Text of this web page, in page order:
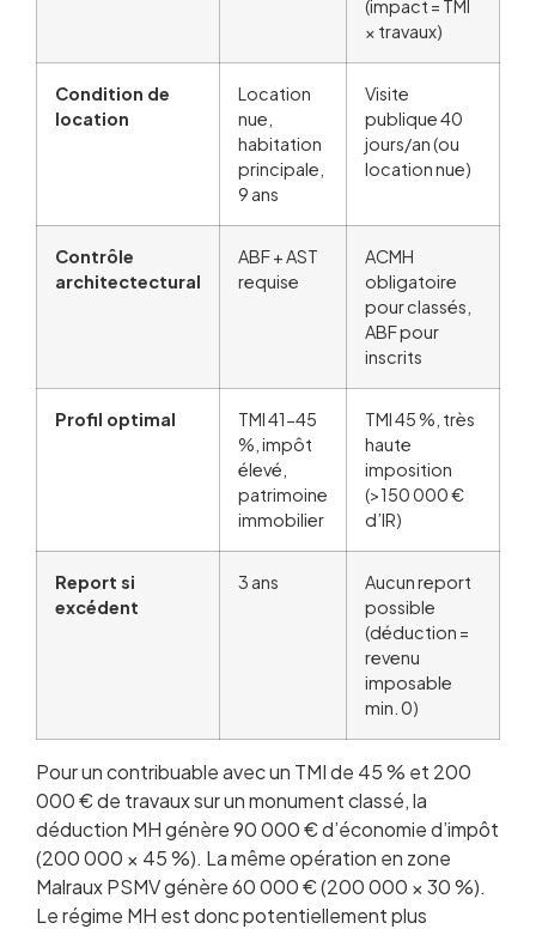
(impact = TMI
× travaux)
Condition de
location
Location
nue,
habitation
principale,
9 ans
Visite
publique 40
jours/an (ou
location nue)
Contrôle
architectectural
ABF + AST
requise
ACMH
obligatoire
pour classés,
ABF pour
inscrits
Profil optimal
TMI 41-45
%, impôt
élevé,
patrimoine
immobilier
TMI 45 %, très
haute
imposition
(>150 000 €
d’IR)
Report si
excédent
3 ans
Aucun report
possible
(déduction =
revenu
imposable
min. 0)
Pour un contribuable avec un TMI de 45 % et 200
000 € de travaux sur un monument classé, la
déduction MH génère 90 000 € d’économie d’impôt
(200 000 × 45 %). La même opération en zone
Malraux PSMV génère 60 000 € (200 000 × 30 %).
Le régime MH est donc potentiellement plus